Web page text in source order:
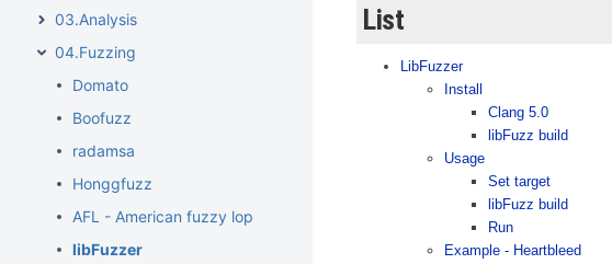
03.Analysis
04.Fuzzing
Domato
Boofuzz
radamsa
Honggfuzz
AFL - American fuzzy lop
libFuzzer
List
LibFuzzer
Install
Clang 5.0
libFuzz build
Usage
Set target
libFuzz build
Run
Example - Heartbleed